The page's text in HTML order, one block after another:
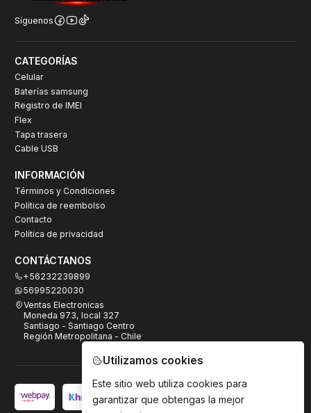
Síguenos
CATEGORÍAS
Celular
Baterías samsung
Registro de IMEI
Flex
Tapa trasera
Cable USB
INFORMACIÓN
Términos y Condiciones
Política de reembolso
Contacto
Política de privacidad
CONTÁCTANOS
+56232239899
56995220030
Ventas Electronicas
Moneda 973, local 327
Santiago - Santiago Centro
Región Metropolitana - Chile
Utilizamos cookies
Este sitio web utiliza cookies para
garantizar que obtengas la mejor